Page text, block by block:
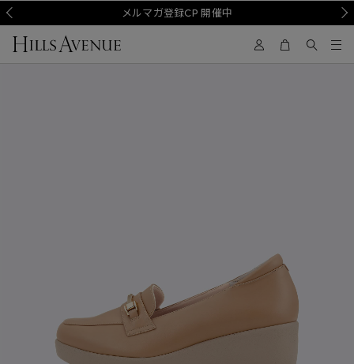
メルマガ登録CP 開催中